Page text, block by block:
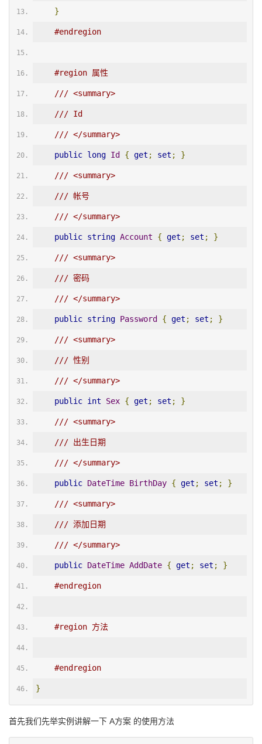
}
#endregion
#region 属性
/// <summary>
/// Id
/// </summary>
public long Id { get ; set ; }
/// <summary>
/// 帐号
/// </summary>
public string Account { get ; set ; }
/// <summary>
/// 密码
/// </summary>
public string Password { get ; set ; }
/// <summary>
/// 性别
/// </summary>
public int Sex { get ; set ; }
/// <summary>
/// 出生日期
/// </summary>
public DateTime BirthDay { get ; set ; }
/// <summary>
/// 添加日期
/// </summary>
public DateTime AddDate { get ; set ; }
#endregion
#region 方法
#endregion
}
首先我们先举实例讲解一下 A方案 的使用方法